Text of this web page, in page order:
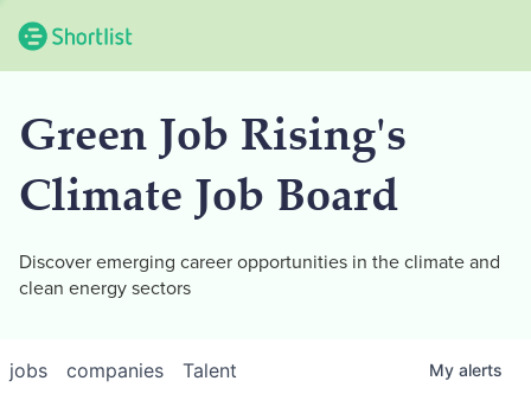
Green Job Rising's
Climate Job Board
Discover emerging career opportunities in the climate and
clean energy sectors
jobs companies Talent My alerts